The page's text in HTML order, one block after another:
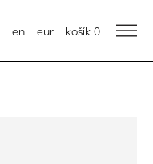
en eur košík 0